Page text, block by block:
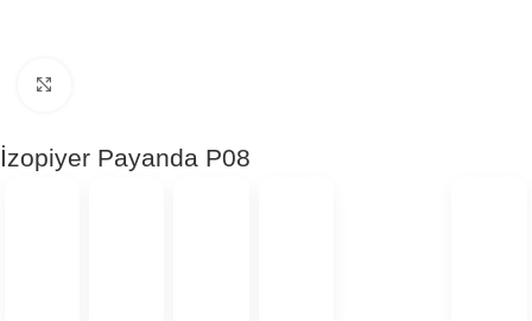
İzopiyer Payanda P08